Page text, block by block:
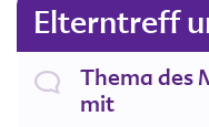
Elterntreff
Thema des
mit